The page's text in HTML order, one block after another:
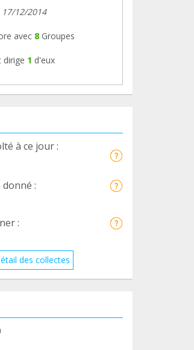
17/12/2014
avec8Groupes
dirige 1 d'eux
à ce jour :
:
:
des collectes